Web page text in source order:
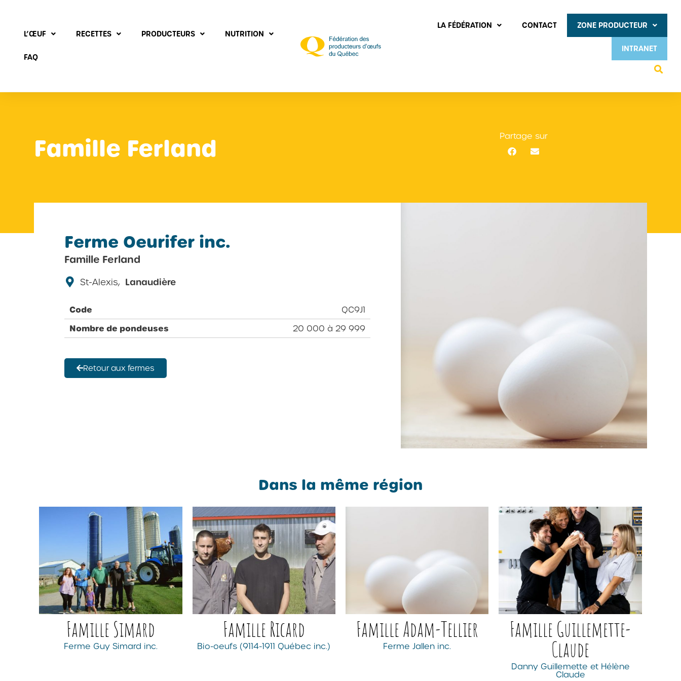
L’ŒUF RECETTES PRODUCTEURS NUTRITION
FAQ
LA FÉDÉRATION CONTACT ZONE PRODUCTEUR
INTRANET
Famille Ferland Partage sur
Ferme Oeurifer inc.
Famille Ferland
St-Alexis, Lanaudière
Code
QC9J1
Nombre de pondeuses
20 000 à 29 999
Retour aux fermes
Dans la même région
Famille Simard
Ferme Guy Simard inc.
Famille Ricard
Bio-oeufs (9114-1911 Québec inc.)
Famille Adam-Tellier
Ferme Jallen inc.
Famille Guillemette-
Claude
Danny Guillemette et Hélène
Claude